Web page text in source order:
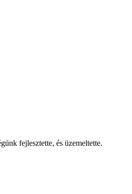
fejlesztette, és üzemeltette.